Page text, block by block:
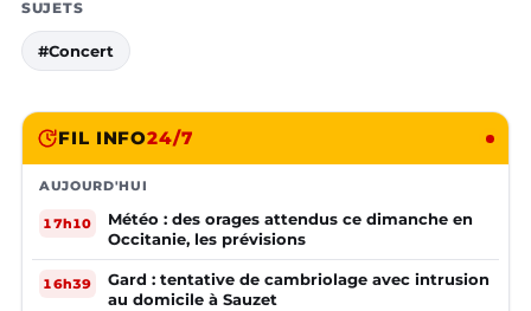
SUJETS
#Concert
FIL INFO24/7
AUJOURD'HUI
17h10
Météo : des orages attendus ce dimanche en
Occitanie, les prévisions
16h39
Gard : tentative de cambriolage avec intrusion
au domicile à Sauzet